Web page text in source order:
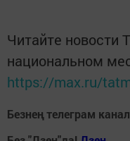
Читайте новости
национальном
https://max.ru/
Безнең телеграм